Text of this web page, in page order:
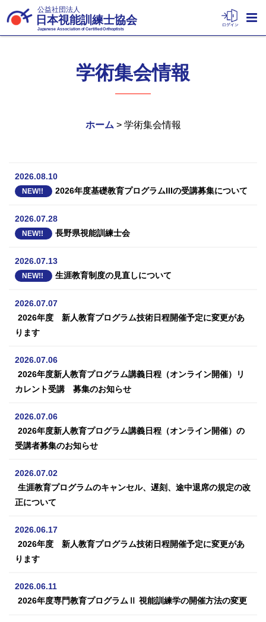
公益社団法人
日本視能訓練士協会
Japanese Association of Certified Orthoptists
学術集会情報
ホーム > 学術集会情報
2026.08.10
NEW!! 2026年度基礎教育プログラムIIIの受講募集について
2026.07.28
NEW!! 長野県視能訓練士会
2026.07.13
NEW!! 生涯教育制度の見直しについて
2026.07.07
2026年度 新人教育プログラム技術日程開催予定に変更があ
ります
2026.07.06
2026年度新人教育プログラム講義日程（オンライン開催）リ
カレント受講 募集のお知らせ
2026.07.06
2026年度新人教育プログラム講義日程（オンライン開催）の
受講者募集のお知らせ
2026.07.02
生涯教育プログラムのキャンセル、遅刻、途中退席の規定の改
正について
2026.06.17
2026年度 新人教育プログラム技術日程開催予定に変更があ
ります
2026.06.11
2026年度専門教育プログラムⅡ 視能訓練学の開催方法の変更